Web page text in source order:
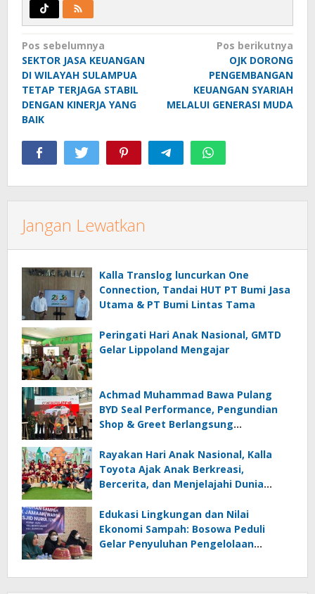
Navigasi
pos
Pos sebelumnya
SEKTOR JASA KEUANGAN
DI WILAYAH SULAMPUA
TETAP TERJAGA STABIL
DENGAN KINERJA YANG
BAIK
Pos berikutnya
OJK DORONG
PENGEMBANGAN
KEUANGAN SYARIAH
MELALUI GENERASI MUDA
Jangan Lewatkan
Kalla Translog luncurkan One
Connection, Tandai HUT PT Bumi Jasa
Utama & PT Bumi Lintas Tama
Peringati Hari Anak Nasional, GMTD
Gelar Lippoland Mengajar
Achmad Muhammad Bawa Pulang
BYD Seal Performance, Pengundian
Shop & Greet Berlangsung
Rayakan Hari Anak Nasional, Kalla
Toyota Ajak Anak Berkreasi,
Bercerita, dan Menjelajahi Dunia
Edukasi Lingkungan dan Nilai
Ekonomi Sampah: Bosowa Peduli
Gelar Penyuluhan Pengelolaan